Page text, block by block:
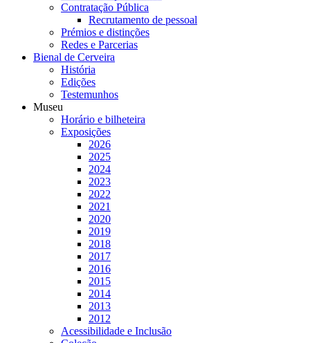
Contratação Pública
Recrutamento de pessoal
Prémios e distinções
Redes e Parcerias
Bienal de Cerveira
História
Edições
Testemunhos
Museu
Horário e bilheteira
Exposições
2026
2025
2024
2023
2022
2021
2020
2019
2018
2017
2016
2015
2014
2013
2012
Acessibilidade e Inclusão